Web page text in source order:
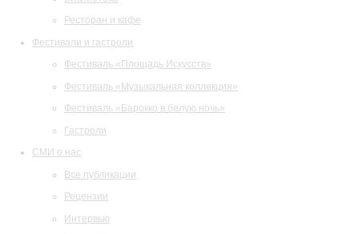
Ресторан и кафе
Фестивали и гастроли
Фестиваль «Площадь Искусств»
Фестиваль «Музыкальная коллекция»
Фестиваль «Барокко в белую ночь»
Гастроли
СМИ о нас
Все публикации
Рецензии
Интервью